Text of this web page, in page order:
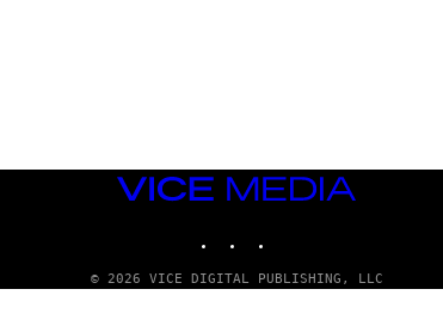
VICE
MEDIA
© 2026 VICE DIGITAL PUBLISHING, LLC